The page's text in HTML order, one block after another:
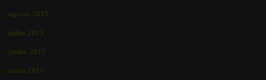
agosto 2015
julho 2015
junho 2015
maio 2015